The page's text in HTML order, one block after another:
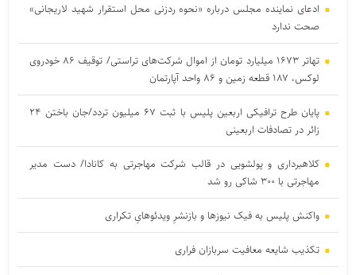
ادعای نماینده مجلس درباره «نحوه ردزنی محل استقرار شهید لاریجانی»
صحت ندارد
تهاتر ۱۶۷۳ میلیارد تومان از اموال شرکت‌های تراستی/ توقیف ۸۶ خودروی
لوکس، ۱۸۷ قطعه زمین و ۸۶ واحد آپارتمان
پایان طرح ترافیکی اربعین پلیس با ثبت ۶۷ میلیون تردد/جان باختن ۲۴
زائر در تصادفات اربعینی
کلاهبرداری و پولشویی در قالب شرکت مهاجرتی به کانادا/ دست مدیر
مهاجرتی با ۳۰۰ شاکی رو شد
واکنش پلیس به فیک نیوزها و بازنشرِ ویدئوهایِ تکراری
تکذیب شایعه معافیت سربازان فراری